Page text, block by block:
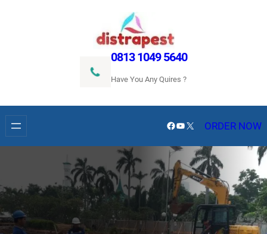
0813 1049 5640
Have You Any Quires ?
Facebook
YouTube
X ORDER NOW